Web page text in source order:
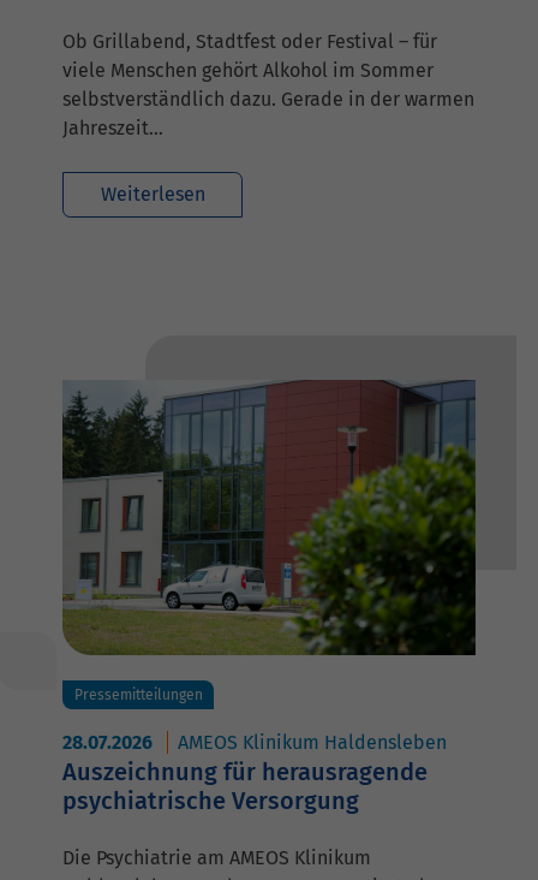
Ob Grillabend, Stadtfest oder Festival – für
viele Menschen gehört Alkohol im Sommer
selbstverständlich dazu. Gerade in der warmen
Jahreszeit…
Weiterlesen
Pressemitteilungen
28.07.2026 AMEOS Klinikum Haldensleben
Auszeichnung für herausragende
psychiatrische Versorgung
Die Psychiatrie am AMEOS Klinikum